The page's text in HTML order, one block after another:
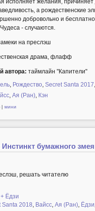
а рождественские
добровольно и бесплатно,
- случаются.
на преслэш
драма, флафф
автора: таймлайн "Капители"
Рождество Secret Santa 2017
Ая (Ран) Кэн
| мини
Инстинкт бумажного змея
решать читателю
Ёдзи
Santa 2018 Вайсс Ая (Ран) Ёдзи